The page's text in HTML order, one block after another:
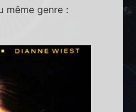
même genre :